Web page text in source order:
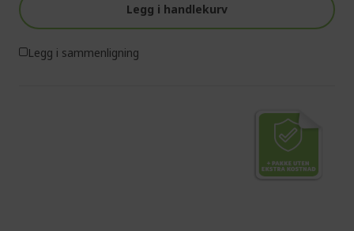
Legg i handlekurv
Legg i sammenligning